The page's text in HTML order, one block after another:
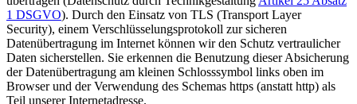
1 DSGVO). Durch den Einsatz von TLS (Transport Layer
Security), einem Verschlüsselungsprotokoll zur sicheren
Datenübertragung im Internet können wir den Schutz vertraulicher
Daten sicherstellen. Sie erkennen die Benutzung dieser Absicherung
der Datenübertragung am kleinen Schlosssymbol links oben im
Browser und der Verwendung des Schemas https (anstatt http) als
Teil unserer Internetadresse.